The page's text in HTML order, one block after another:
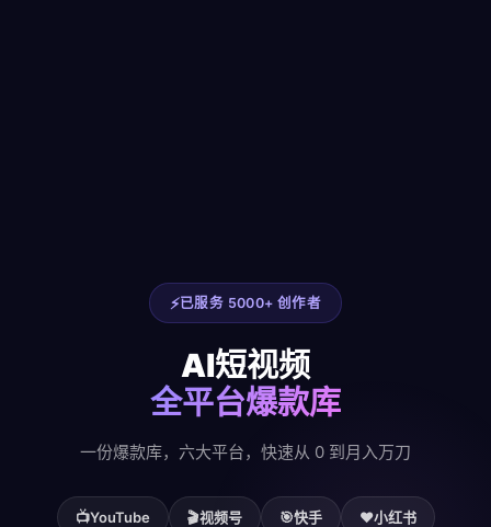
已服务 5000+ 创作者
AI短视频
全平台爆款库
一份爆款库，六大平台，快速从 0 到月入万刀
📺YouTube 🎬视频号 🎯快手 ❤️小红书